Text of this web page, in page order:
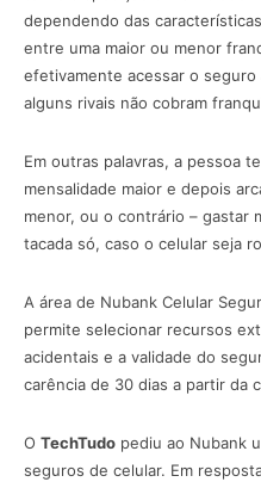
dependendo das
entre uma maior ou menor
efetivamente acessar o
alguns rivais não cobram
Em outras palavras, a pessoa
mensalidade maior e depois
menor, ou o contrário – gastar
tacada só, caso o celular seja
A área de Nubank Celular
permite selecionar recursos
acidentais e a validade do
carência de 30 dias a partir da
O TechTudo pediu ao Nubank
seguros de celular. Em